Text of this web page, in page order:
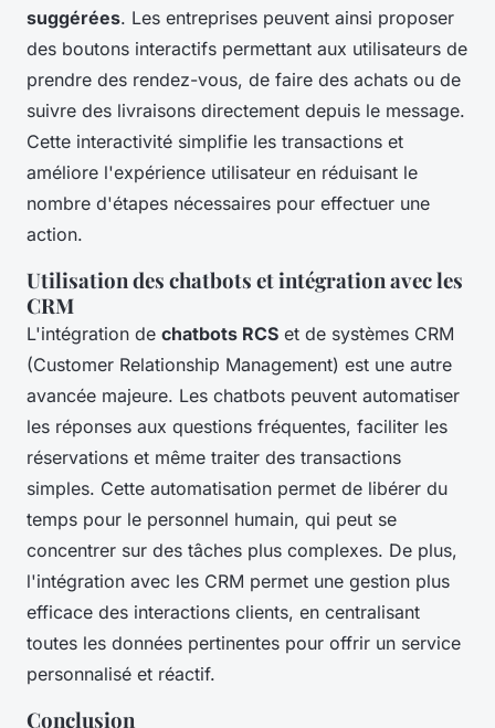
suggérées. Les entreprises peuvent ainsi proposer
des boutons interactifs permettant aux utilisateurs de
prendre des rendez-vous, de faire des achats ou de
suivre des livraisons directement depuis le message.
Cette interactivité simplifie les transactions et
améliore l'expérience utilisateur en réduisant le
nombre d'étapes nécessaires pour effectuer une
action.
Utilisation des chatbots et intégration avec les
CRM
L'intégration de chatbots RCS et de systèmes CRM
(Customer Relationship Management) est une autre
avancée majeure. Les chatbots peuvent automatiser
les réponses aux questions fréquentes, faciliter les
réservations et même traiter des transactions
simples. Cette automatisation permet de libérer du
temps pour le personnel humain, qui peut se
concentrer sur des tâches plus complexes. De plus,
l'intégration avec les CRM permet une gestion plus
efficace des interactions clients, en centralisant
toutes les données pertinentes pour offrir un service
personnalisé et réactif.
Conclusion